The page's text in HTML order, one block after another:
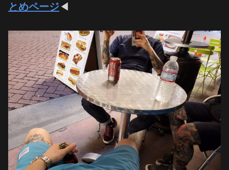
とめページ◀